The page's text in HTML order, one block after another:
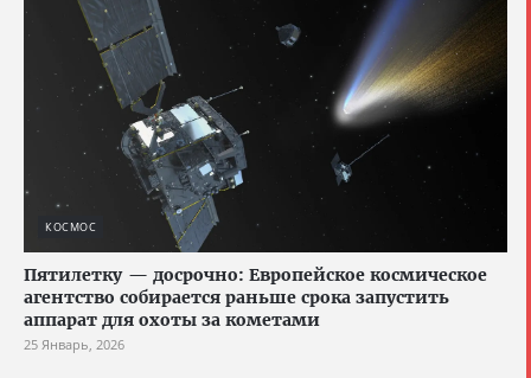
КОСМОС
Пятилетку — досрочно: Европейское космическое
агентство собирается раньше срока запустить
аппарат для охоты за кометами
25 Январь, 2026